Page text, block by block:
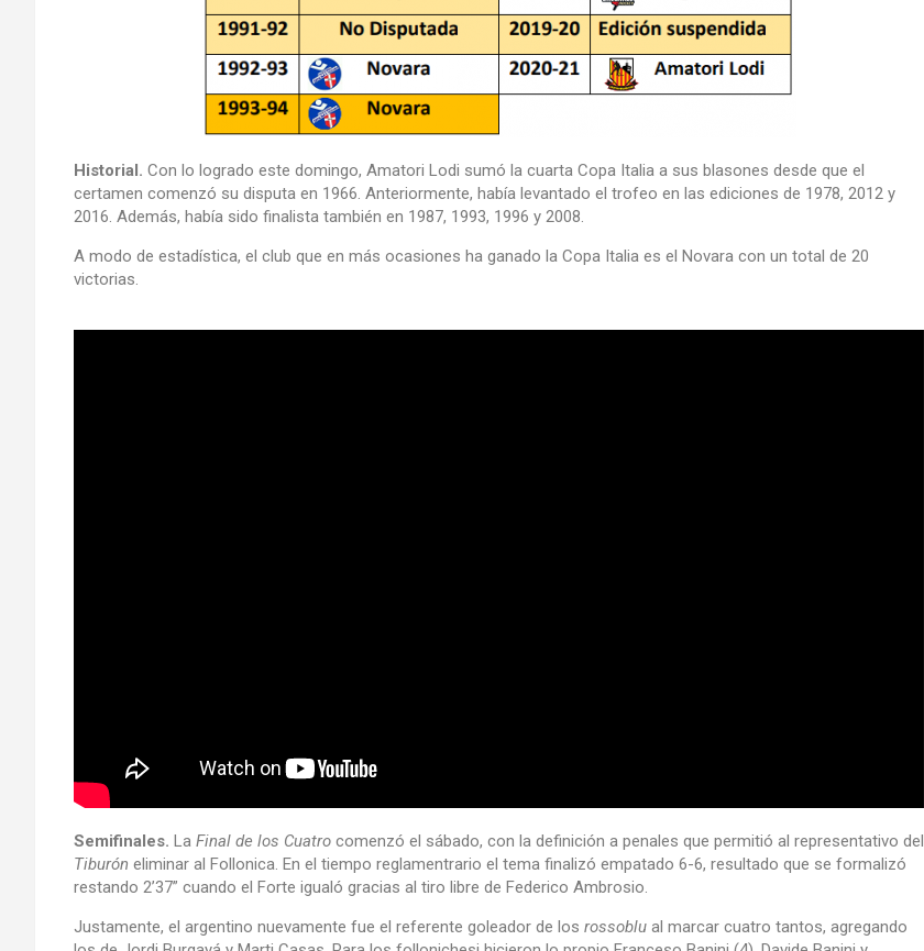
Historial. Con lo logrado este domingo, Amatori Lodi sumó la cuarta Copa Italia a sus blasones desde que el
certamen comenzó su disputa en 1966. Anteriormente, había levantado el trofeo en las ediciones de 1978, 2012 y
2016. Además, había sido finalista también en 1987, 1993, 1996 y 2008.
A modo de estadística, el club que en más ocasiones ha ganado la Copa Italia es el Novara con un total de 20
victorias.
Semifinales. La Final de los Cuatro comenzó el sábado, con la definición a penales que permitió al representativo del
Tiburón eliminar al Follonica. En el tiempo reglamentrario el tema finalizó empatado 6-6, resultado que se formalizó
restando 2’37” cuando el Forte igualó gracias al tiro libre de Federico Ambrosio.
Justamente, el argentino nuevamente fue el referente goleador de los rossoblu al marcar cuatro tantos, agregando